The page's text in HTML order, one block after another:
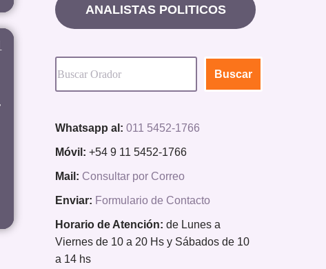
ANALISTAS POLITICOS
Buscar
Whatsapp al: 011 5452-1766
Móvil: +54 9 11 5452-1766
Mail: Consultar por Correo
Enviar: Formulario de Contacto
Horario de Atención: de Lunes a
Viernes de 10 a 20 Hs y Sábados de 10
a 14 hs